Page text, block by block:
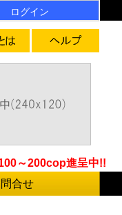
ログイン
～200cop進呈中!!
合せ